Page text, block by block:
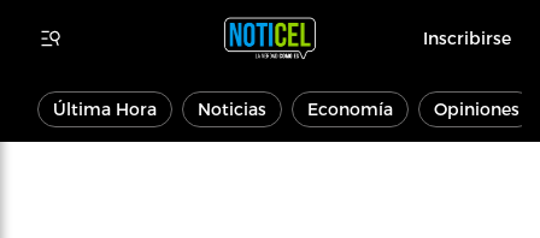
Inscribirse
Última Hora Noticias Economía Opiniones